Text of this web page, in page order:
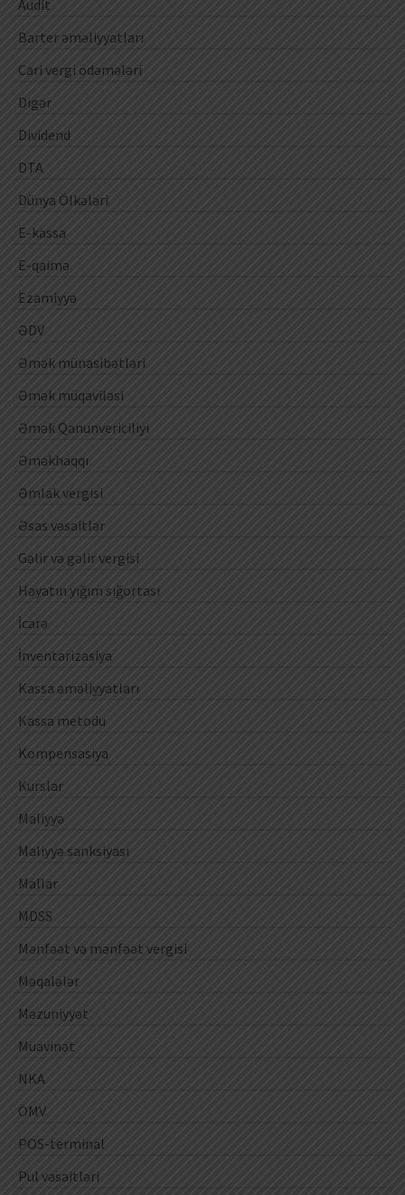
Audit
Barter əməliyyatları
Cari vergi ödəmələri
Digər
Dividend
DTA
Dünya Ölkələri
E-kassa
E-qaimə
Ezamiyyə
ƏDV
Əmək münasibətləri
Əmək müqaviləsi
Əmək Qanunvericiliyi
Əməkhaqqı
Əmlak vergisi
Əsas vəsaitlər
Gəlir və gəlir vergisi
Həyatın yığım sığortası
İcarə
İnventarizasiya
Kassa əməliyyatları
Kassa metodu
Kompensasiya
Kurslar
Maliyyə
Maliyyə sanksiyası
Mallar
MDSS
Mənfəət və mənfəət vergisi
Məqalələr
Məzuniyyət
Müavinət
NKA
ÖMV
POS-terminal
Pul vəsaitləri